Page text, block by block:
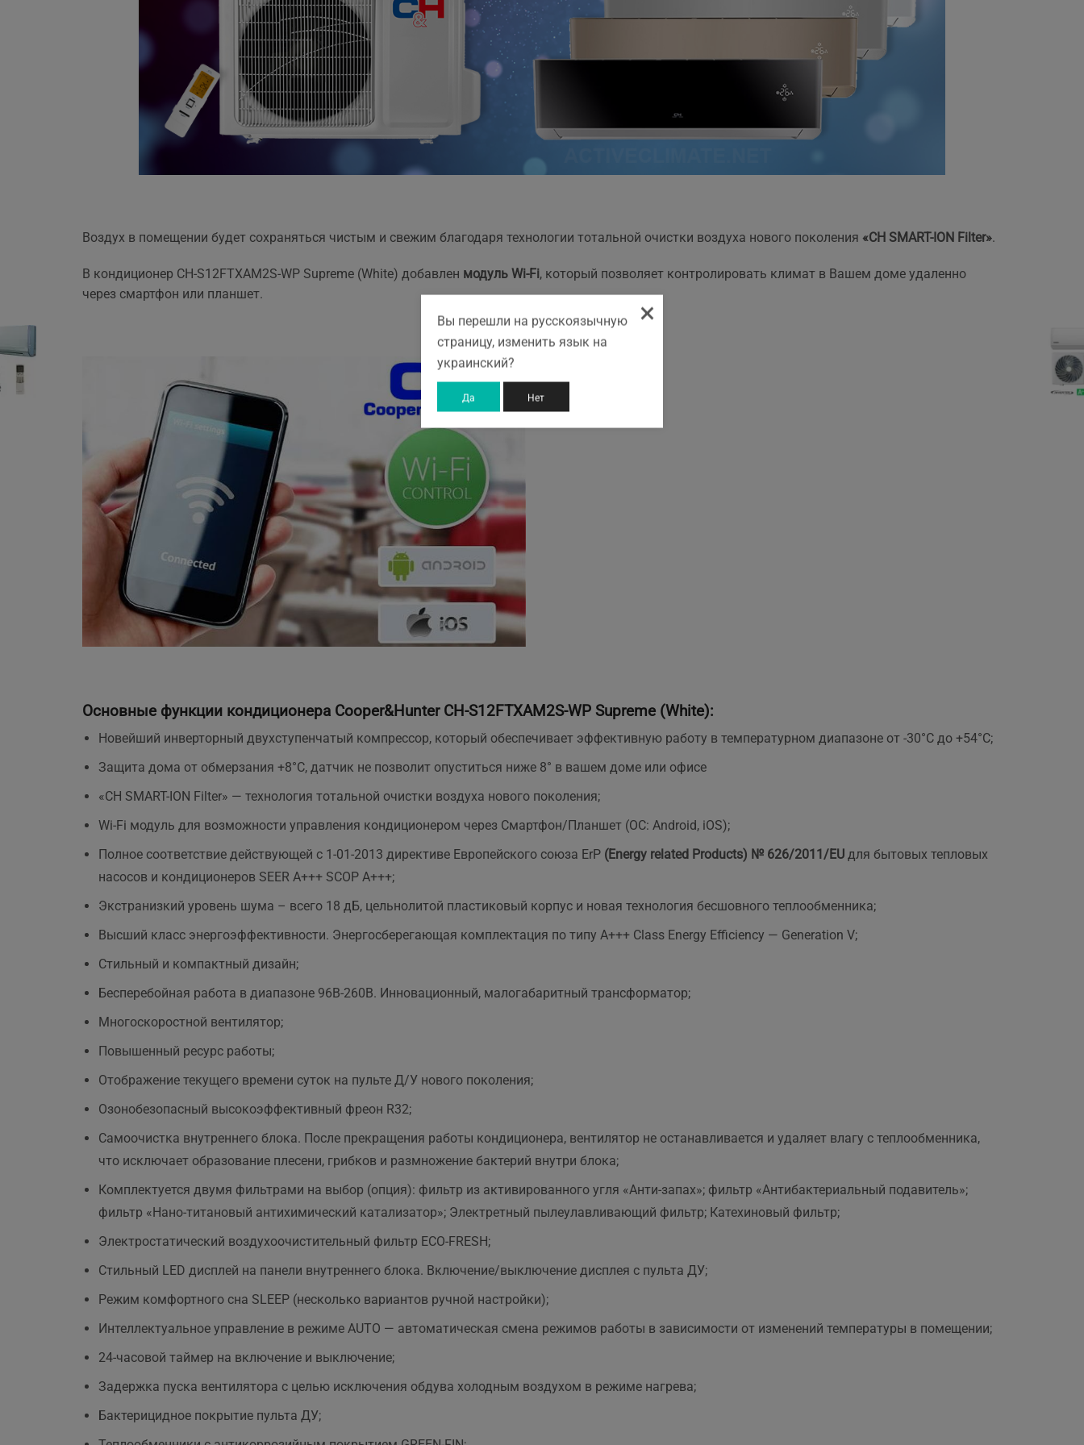
Воздух в помещении будет сохраняться чистым и свежим благодаря технологии тотальной очистки воздуха нового поколения «CH SMART-ION Filter».
В кондиционер CH-S12FTXAM2S-WP Supreme (White) добавлен модуль Wi-Fi, который позволяет контролировать климат в Вашем доме удаленно
через смартфон или планшет.
Основные функции кондиционера Cooper&Hunter CH-S12FTXAM2S-WP Supreme (White):
Новейший инверторный двухступенчатый компрессор, который обеспечивает эффективную работу в температурном диапазоне от -30°С до +54°C;
Защита дома от обмерзания +8°C, датчик не позволит опуститься ниже 8° в вашем доме или офисе
«CH SMART-ION Filter» — технология тотальной очистки воздуха нового поколения;
Wi-Fi модуль для возможности управления кондиционером через Смартфон/Планшет (ОС: Android, iOS);
Полное соответствие действующей c 1-01-2013 директиве Европейского союза ErP (Energy related Products) № 626/2011/EU для бытовых тепловых
насосов и кондиционеров SEER A+++ SCOP A+++;
Экстранизкий уровень шума – всего 18 дБ, цельнолитой пластиковый корпус и новая технология бесшовного теплообменника;
Высший класс энергоэффективности. Энергосберегающая комплектация по типу A+++ Class Energy Efficiency — Generation V;
Стильный и компактный дизайн;
Бесперебойная работа в диапазоне 96В-260В. Инновационный, малогабаритный трансформатор;
Многоскоростной вентилятор;
Повышенный ресурс работы;
Отображение текущего времени суток на пульте Д/У нового поколения;
Озонобезопасный высокоэффективный фреон R32;
Самоочистка внутреннего блока. После прекращения работы кондиционера, вентилятор не останавливается и удаляет влагу с теплообменника,
что исключает образование плесени, грибков и размножение бактерий внутри блока;
Комплектуется двумя фильтрами на выбор (опция): фильтр из активированного угля «Анти-запах»; фильтр «Антибактериальный подавитель»;
фильтр «Нано-титановый антихимический катализатор»; Электретный пылеулавливающий фильтр; Катехиновый фильтр;
Электростатический воздухоочистительный фильтр ЕСО-FRESH;
Стильный LED дисплей на панели внутреннего блока. Включение/выключение дисплея с пульта ДУ;
Режим комфортного сна SLЕЕР (несколько вариантов ручной настройки);
Интеллектуальное управление в режиме AUTO — автоматическая смена режимов работы в зависимости от изменений температуры в помещении;
24-часовой таймер на включение и выключение;
Задержка пуска вентилятора с целью исключения обдува холодным воздухом в режиме нагрева;
Бактерицидное покрытие пульта ДУ;
×
Вы перешли на русскоязычную
страницу, изменить язык на
украинский?
Да Нет